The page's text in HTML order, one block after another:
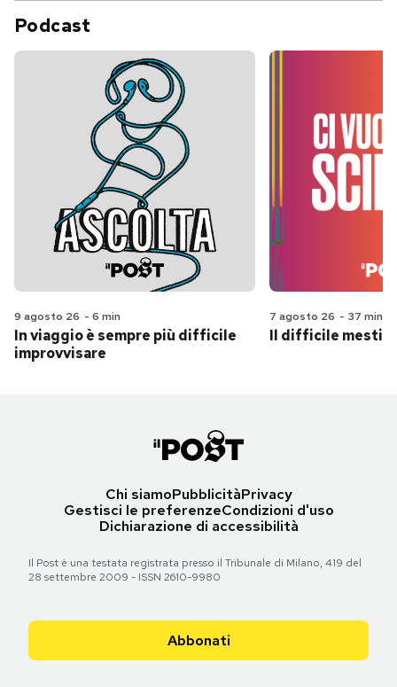
Podcast
9 agosto 26 - 6 min
In viaggio è sempre più difficile
improvvisare
7 agosto 26 - 37 min
Il difficile
Chi siamoPubblicitàPrivacy
Gestisci le preferenzeCondizioni d'uso
Dichiarazione di accessibilità
Il Post è una testata registrata presso il Tribunale di Milano, 419 del
28 settembre 2009 - ISSN 2610-9980
Abbonati